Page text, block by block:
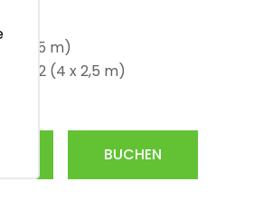
(8 x 5 m)
: 24m2 (4 x 2,5 m)
BUCHEN